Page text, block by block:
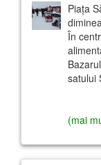
Piaţa
În
satului
(mai